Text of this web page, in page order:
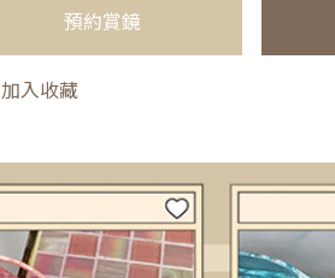
加入收藏
預約賞鏡